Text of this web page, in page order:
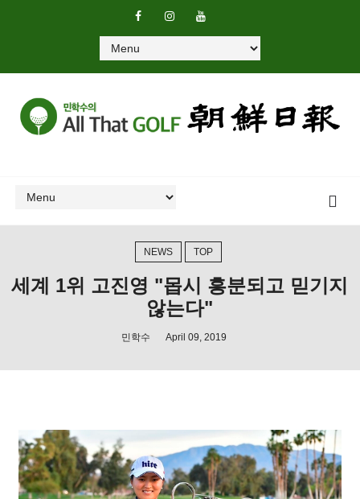
NEWS TOP
세계 1위 고진영 "몹시 흥분되고 믿기지
않는다"
민학수 April 09, 2019